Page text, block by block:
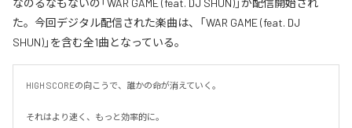
た。今回デジタル配信された楽曲は、「WAR GAME (feat. DJ
SHUN)」を含む全1曲となっている。
HIGH SCOREの向こうで、誰かの命が消えていく。
それはより速く、もっと効率的に。